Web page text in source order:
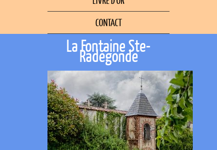
CONTACT
La Fontaine Ste-
Radégonde